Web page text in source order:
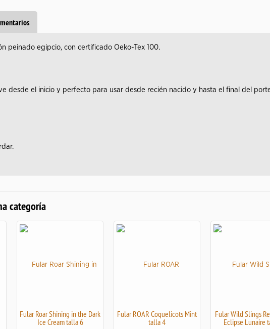
peinado egipcio, con certificado Oeko-Tex 100.
desde el inicio y perfecto para usar desde recién nacido y hasta el final del
categoría
Fular Roar Shining in the Dark
Ice Cream talla 6
Fular ROAR Coquelicots Mint
talla 4
Fular Wild Slings
Eclipse Lunaire